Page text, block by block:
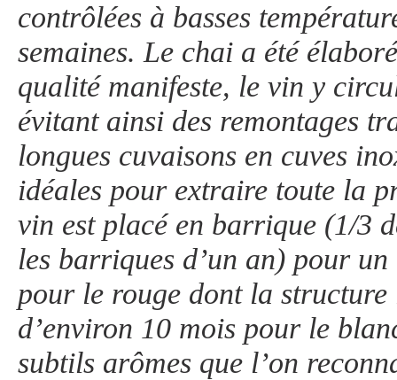
contrôlées à basses
semaines. Le chai a été
qualité manifeste, le vin y
évitant ainsi des remontages
longues cuvaisons en cuves
idéales pour extraire toute la
vin est placé en barrique (1/3
les barriques d’un an) pour
pour le rouge dont la structure
d’environ 10 mois pour le
subtils arômes que l’on